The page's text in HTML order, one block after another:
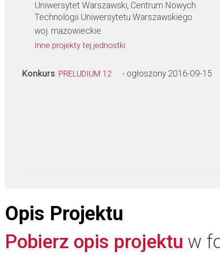
Uniwersytet Warszawski, Centrum Nowych
Technologii Uniwersytetu Warszawskiego
woj. mazowieckie
Inne projekty tej jednostki
Konkurs: PRELUDIUM 12 - ogłoszony 2016-09-15
Opis Projektu
Pobierz opis projektu w